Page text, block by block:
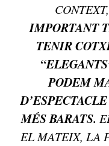
IMPORTANT
TENIR
PODEM
MÉS BARATS.
EL MATEIX, LA